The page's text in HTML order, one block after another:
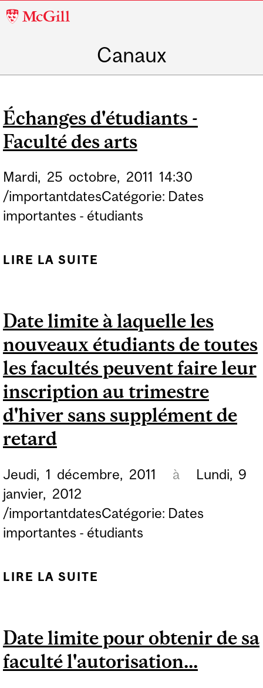
McGill
Canaux
Échanges d'étudiants -
Faculté des arts
Mardi, 25 octobre, 2011 14:30
/importantdatesCatégorie: Dates
importantes - étudiants
LIRE LA SUITE
Date limite à laquelle les
nouveaux étudiants de toutes
les facultés peuvent faire leur
inscription au trimestre
d'hiver sans supplément de
retard
Jeudi, 1 décembre, 2011 à Lundi, 9
janvier, 2012
/importantdatesCatégorie: Dates
importantes - étudiants
LIRE LA SUITE
DE TOUTES LES
FACULTÉS PEUVENT
Date limite pour obtenir de sa
faculté l'autorisation...